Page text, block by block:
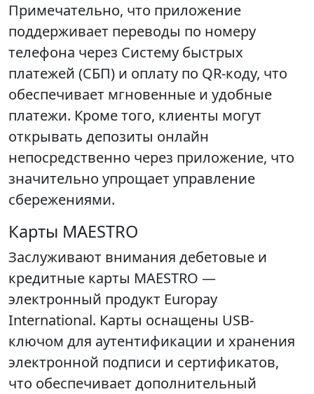
Примечательно, что приложение
поддерживает переводы по номеру
телефона через Систему быстрых
платежей (СБП) и оплату по QR-коду, что
обеспечивает мгновенные и удобные
платежи. Кроме того, клиенты могут
открывать депозиты онлайн
непосредственно через приложение, что
значительно упрощает управление
сбережениями.
Карты MAESTRO
Заслуживают внимания дебетовые и
кредитные карты MAESTRO —
электронный продукт Europay
International. Карты оснащены USB-
ключом для аутентификации и хранения
электронной подписи и сертификатов,
что обеспечивает дополнительный